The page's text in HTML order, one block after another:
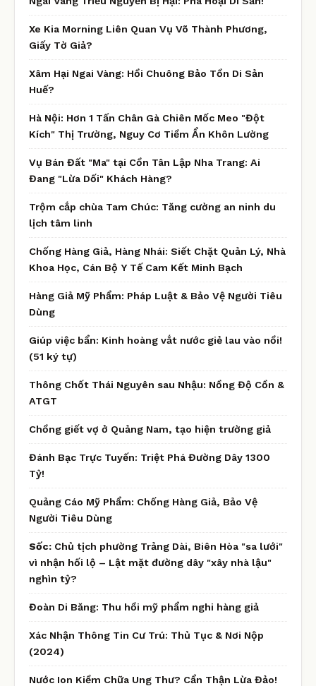
Xe Kia Morning Liên Quan Vụ Võ Thành Phương,
Giấy Tờ Giả?
Xâm Hại Ngai Vàng: Hồi Chuông Bảo Tồn Di Sản
Huế?
Hà Nội: Hơn 1 Tấn Chân Gà Chiên Mốc Meo "Đột
Kích" Thị Trường, Nguy Cơ Tiềm Ẩn Khôn Lường
Vụ Bán Đất "Ma" tại Cồn Tân Lập Nha Trang: Ai
Đang "Lừa Dối" Khách Hàng?
Trộm cắp chùa Tam Chúc: Tăng cường an ninh du
lịch tâm linh
Chống Hàng Giả, Hàng Nhái: Siết Chặt Quản Lý, Nhà
Khoa Học, Cán Bộ Y Tế Cam Kết Minh Bạch
Hàng Giả Mỹ Phẩm: Pháp Luật & Bảo Vệ Người Tiêu
Dùng
Giúp việc bẩn: Kinh hoàng vắt nước giẻ lau vào nồi!
(51 ký tự)
Thông Chốt Thái Nguyên sau Nhậu: Nồng Độ Cồn &
ATGT
Chồng giết vợ ở Quảng Nam, tạo hiện trường giả
Đánh Bạc Trực Tuyến: Triệt Phá Đường Dây 1300
Tỷ!
Quảng Cáo Mỹ Phẩm: Chống Hàng Giả, Bảo Vệ
Người Tiêu Dùng
Sốc: Chủ tịch phường Trảng Dài, Biên Hòa "sa lưới"
vì nhận hối lộ – Lật mặt đường dây "xây nhà lậu"
nghìn tỷ?
Đoàn Di Băng: Thu hồi mỹ phẩm nghi hàng giả
Xác Nhận Thông Tin Cư Trú: Thủ Tục & Nơi Nộp
(2024)
Nước Ion Kiềm Chữa Ung Thư? Cẩn Thận Lừa Đảo!